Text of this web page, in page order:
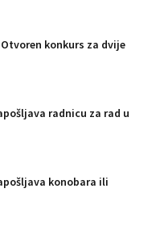
konkurs za dvije
radnicu za rad u
konobara ili